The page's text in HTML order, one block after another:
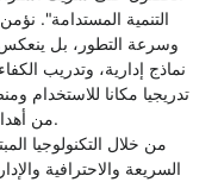
التنمية المستدامة".
وسرعة التطور، بل ينعكس
نماذج إدارية، وتدريب
تدريجيا مكانا للاستخدام
من أهداف مهنة الموظفين وأهداف تطوير المؤسسة.
من خلال التكنولوجيا
السريعة والاحترافية